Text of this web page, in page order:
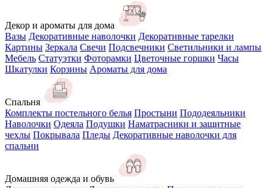
Декор и ароматы для дома
Вазы Декоративные наволочки Декоративные тарелки
Картины Зеркала Свечи Подсвечники Светильники и лампы
Мебель Статуэтки Фоторамки Цветочные горшки Часы
Шкатулки Корзины Ароматы для дома
Спальня
Комплекты постельного белья Простыни Пододеяльники
Наволочки Одеяла Подушки Наматрасники и защитные
чехлы Покрывала Пледы Декоративные наволочки для
спальни
Домашняя одежда и обувь